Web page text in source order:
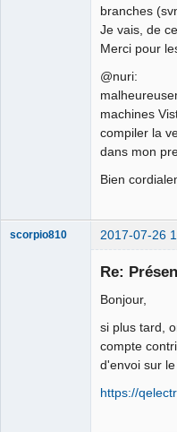
branches
Je vais, de
Merci pour
@nuri:
machines
compiler la
dans mon
Bien
scorpio810 2017-07-26
Re:
Bonjour,
si plus tard,
compte
d'envoi sur
https://